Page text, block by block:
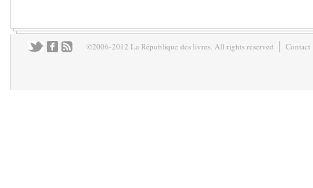
©2006-2012 La République des livres. All rights reserved Contact